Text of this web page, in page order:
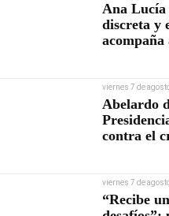
Ana Lucía
discreta y
viernes 7 de
Abelardo
contra el
viernes 7 de
“Recibe